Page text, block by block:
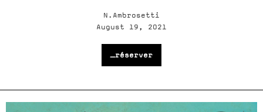
N.Ambrosetti
August 19, 2021
_réserver